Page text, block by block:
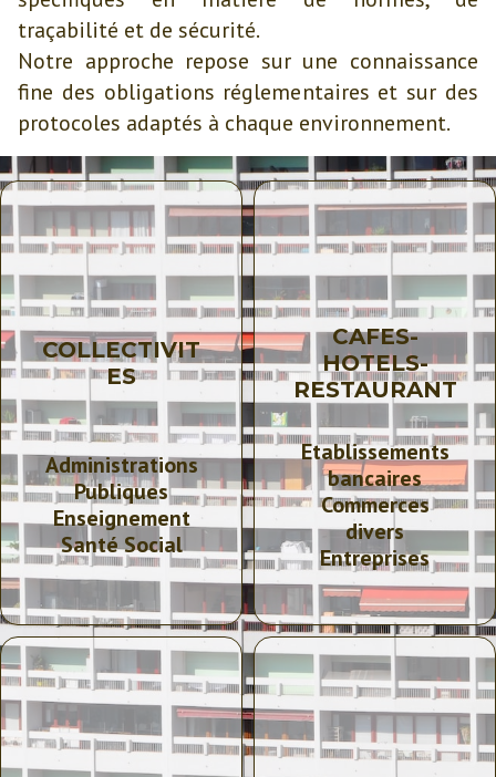
traçabilité et de sécurité.
Notre approche repose sur une connaissance
fine des obligations réglementaires et sur des
protocoles adaptés à chaque environnement.
COLLECTIVIT
ES
Administrations
Publiques
Enseignement
SantéSocial
CAFES-
HOTELS-
RESTAURANT
Etablissements
bancaires
Commerces
divers
Entreprises